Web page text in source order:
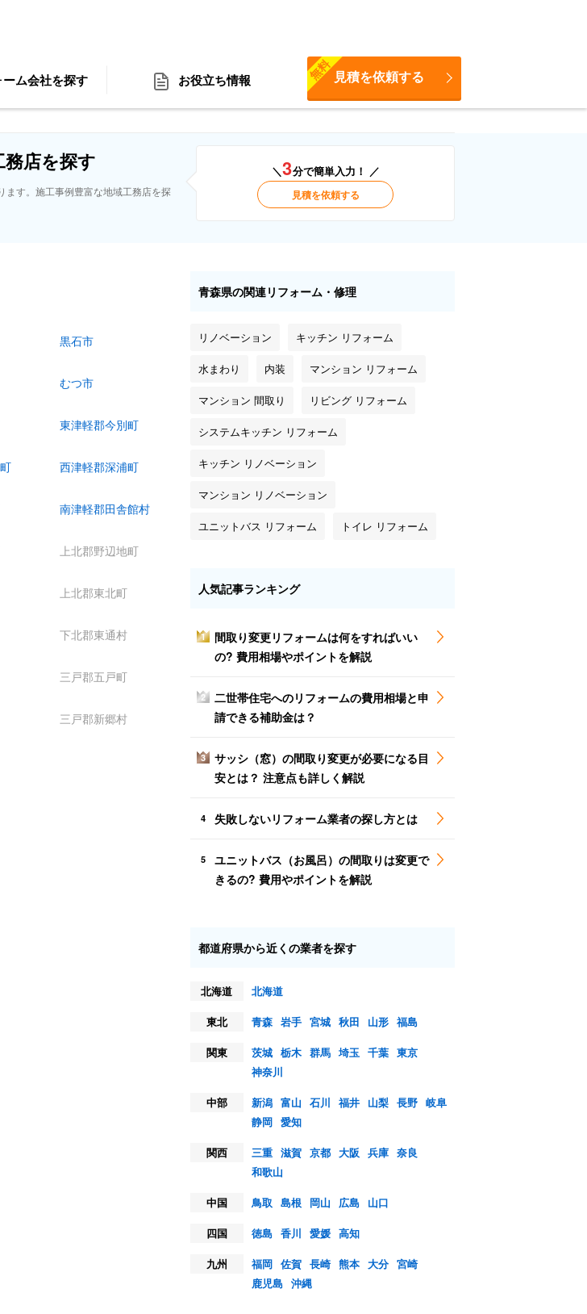
ーム会社を探す お役立ち情報 見積を依頼する
無料
店を探す
す。施工事例豊富な地域工務店を探
＼3分で簡単入力！ ／
見積を依頼する
黒石市
むつ市
東津軽郡今別町
西津軽郡深浦町
南津軽郡田舎館村
上北郡野辺地町
上北郡東北町
下北郡東通村
三戸郡五戸町
三戸郡新郷村
青森県の関連リフォーム・修理
リノベーション キッチン リフォーム
水まわり 内装 マンション リフォーム
マンション 間取り リビング リフォーム
システムキッチン リフォーム
キッチン リノベーション
マンション リノベーション
ユニットバス リフォーム トイレ リフォーム
人気記事ランキング
1
間取り変更リフォームは何をすればいい
の? 費用相場やポイントを解説
2
二世帯住宅へのリフォームの費用相場と申
請できる補助金は？
3
サッシ（窓）の間取り変更が必要になる目
安とは？ 注意点も詳しく解説
4 失敗しないリフォーム業者の探し方とは
5
ユニットバス（お風呂）の間取りは変更で
きるの? 費用やポイントを解説
都道府県から近くの業者を探す
北海道
北海道
東北
青森 岩手 宮城 秋田 山形 福島
関東
茨城 栃木 群馬 埼玉 千葉 東京
神奈川
中部
新潟 富山 石川 福井 山梨 長野 岐阜
静岡 愛知
関西
三重 滋賀 京都 大阪 兵庫 奈良
和歌山
中国
鳥取 島根 岡山 広島
山口
四国
徳島 香川 愛媛 高知
九州
福岡 佐賀 長崎 熊本 大分 宮崎
鹿児島 沖縄